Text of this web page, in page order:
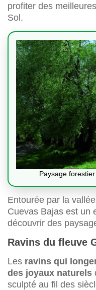
profiter des
Sol.
Paysage
Entourée par la
Cuevas Bajas est un
découvrir des
Ravins du fleuve
Les ravins qui
des joyaux naturels
sculpté au fil des